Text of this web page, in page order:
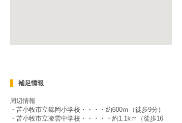
補足情報
周辺情報
・苫小牧市立錦岡小学校・・・・約600ｍ（徒歩9分）
・苫小牧市立凌雲中学校・・・・・約1.1kｍ（徒歩16